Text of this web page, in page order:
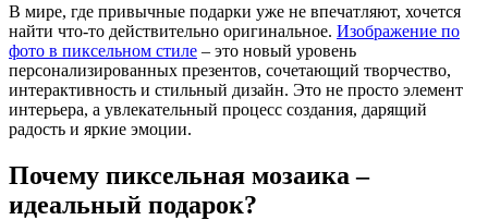
В мире, где привычные подарки уже не впечатляют, хочется
найти что-то действительно оригинальное. Изображение по
фото в пиксельном стиле – это новый уровень
персонализированных презентов, сочетающий творчество,
интерактивность и стильный дизайн. Это не просто элемент
интерьера, а увлекательный процесс создания, дарящий
радость и яркие эмоции.
Почему пиксельная мозаика –
идеальный подарок?